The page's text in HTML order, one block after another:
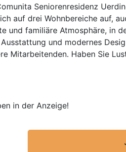
Seniorenresidenz
auf drei Wohnbereiche auf,
und familiäre Atmosphäre, in
und modernes
Mitarbeitenden. Haben Sie
in der Anzeige!